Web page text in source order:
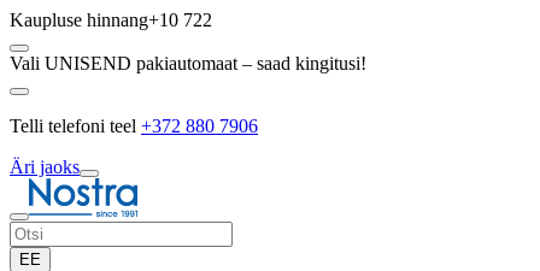
Kaupluse hinnang+10 722
Vali UNISEND pakiautomaat – saad kingitusi!
Telli telefoni teel +372 880 7906
Äri jaoks
EE